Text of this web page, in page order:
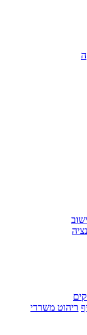
ריהוט משרדי